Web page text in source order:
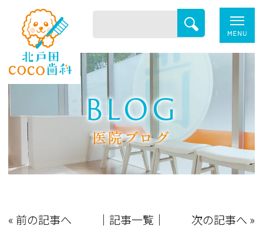
BLOG
医院ブログ
« 前の記事へ │記事一覧│ 次の記事へ »